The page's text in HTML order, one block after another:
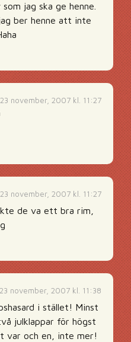
jag ska ge henne.
ber henne att inte
23 november, 2007 kl. 11:27
23 november, 2007 kl. 11:27
de va ett bra rim,
23 november, 2007 kl. 11:38
i stället! Minst
julklappar för högst
var och en, inte mer!